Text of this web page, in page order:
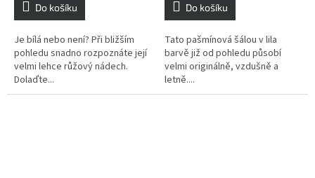
Do košíku
Je bílá nebo není? Při bližším
pohledu snadno rozpoznáte její
velmi lehce růžový nádech.
Dolaďte...
Do košíku
Tato pašmínová šálou v lila
barvě již od pohledu působí
velmi originálně, vzdušně a
letně....